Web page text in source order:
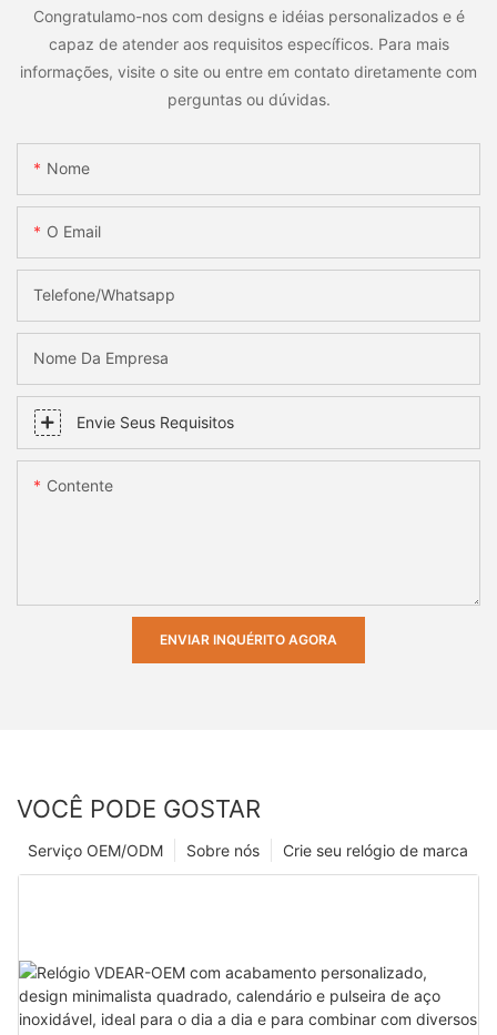
Congratulamo-nos com designs e idéias personalizados e é
capaz de atender aos requisitos específicos. Para mais
informações, visite o site ou entre em contato diretamente com
perguntas ou dúvidas.
Nome
O Email
Telefone/whatsapp
Nome Da Empresa
Envie Seus Requisitos
Contente
ENVIAR INQUÉRITO AGORA
VOCÊ PODE GOSTAR
Crie seu relógio de marca
Sobre nós
Serviço OEM/ODM